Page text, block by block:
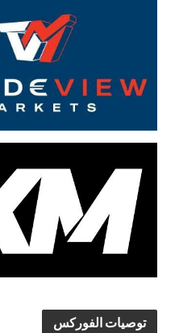
توصيات الفوركس